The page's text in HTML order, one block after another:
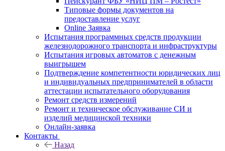
Типовые формы документов на
предоставление услуг
Online Заявка
Испытания программных средств продукции
железнодорожного транспорта и инфраструктуры
Испытания игровых автоматов с денежным
выигрышем
Подтверждение компетентности юридических лиц
и индивидуальных предпринимателей в области
аттестации испытательного оборудования
Ремонт средств измерений
Ремонт и техническое обслуживание СИ и
изделий медицинской техники
Онлайн-заявка
Контакты
Назад